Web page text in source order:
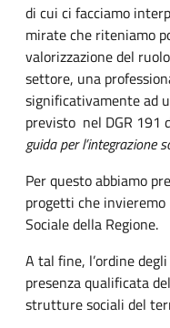
di cui ci facciamo
mirate che riteniamo
valorizzazione del
settore, una
significativamente ad
previsto nel DGR
guida per l’integrazione
Per questo abbiamo
progetti che
Sociale della Regione.
A tal fine, l’ordine
presenza qualificata
strutture sociali del